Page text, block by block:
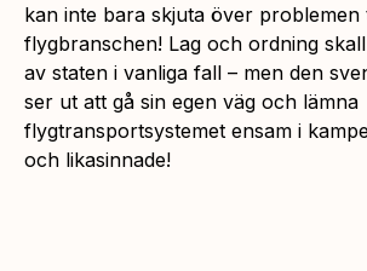
kan inte bara skjuta över problemen
flygbranschen! Lag och ordning
av staten i vanliga fall – men den
ser ut att gå sin egen väg och lämna
flygtransportsystemet ensam i
och likasinnade!